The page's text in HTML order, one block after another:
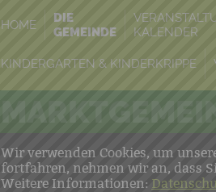
HOME
DIE
GEMEINDE
KALENDER
KINDERGARTEN & KINDERKRIPPE
Wir verwenden Cookies, um
fortfahren, nehmen wir an, dass
Weitere Informationen: